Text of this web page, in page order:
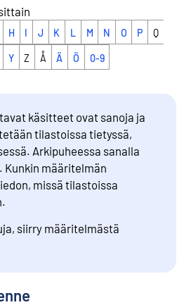
H I J K L M N O P Q
Y Z Å Ä Ö 0-9
käsitteet ovat sanoja ja
tilastoissa tietyssä,
Arkipuheessa sanalla
Kunkin määritelmän
missä tilastoissa
siirry määritelmästä